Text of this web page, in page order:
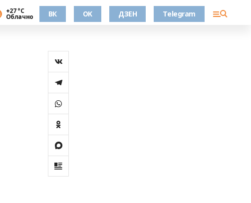
+27 °С
Облачно ВК OK ДЗЕН Telegram